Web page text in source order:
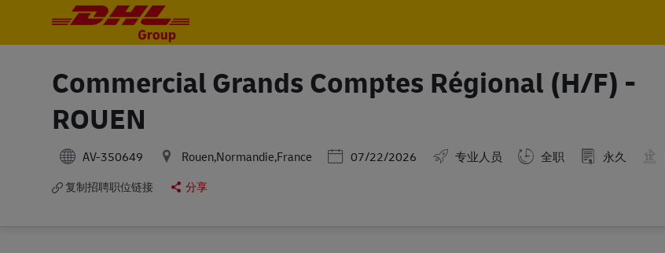
Commercial Grands Comptes Régional (H/F) -
ROUEN
AV-350649 Rouen,Normandie,France Posted Date
07/22/2026 专业人员 全职 永久
复制招聘职位链接 分享